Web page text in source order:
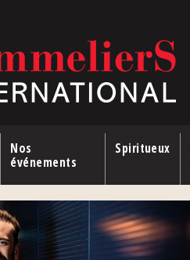
Nos
événements
Spiritueux